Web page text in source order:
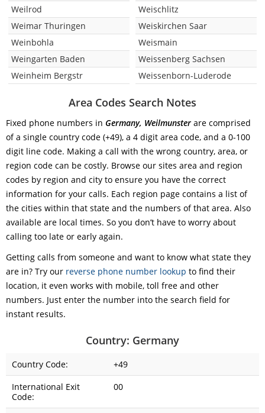
Weilrod
Weimar Thuringen
Weinbohla
Weingarten Baden
Weinheim Bergstr
Weischlitz
Weiskirchen Saar
Weismain
Weissenberg Sachsen
Weissenborn-Luderode
Area Codes Search Notes
Fixed phone numbers in Germany, Weilmunster are comprised
of a single country code (+49), a 4 digit area code, and a 0-100
digit line code. Making a call with the wrong country, area, or
region code can be costly. Browse our sites area and region
codes by region and city to ensure you have the correct
information for your calls. Each region page contains a list of
the cities within that state and the numbers of that area. Also
available are local times. So you don’t have to worry about
calling too late or early again.
Getting calls from someone and want to know what state they
are in? Try our reverse phone number lookup to find their
location, it even works with mobile, toll free and other
numbers. Just enter the number into the search field for
instant results.
Country: Germany
Country Code:
+49
International Exit
Code:
00